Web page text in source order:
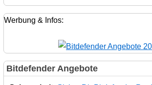
Werbung & Infos:
Bitdefender Angebote